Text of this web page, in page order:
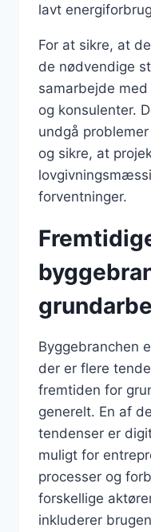
lavt
For at sikre, at
de nødvendige
samarbejde
og konsulenter.
undgå
og sikre, at
forventninger.
Byggebranchen
der er flere
fremtiden for
generelt. En af
tendenser er
muligt for
processer og
forskellige
inkluderer